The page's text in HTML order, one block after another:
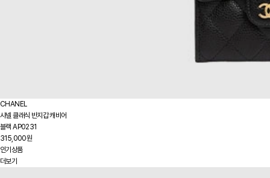
CHANEL
샤넬 클래식 반지갑 캐비어
블랙 AP0231
315,000원
인기상품
더보기